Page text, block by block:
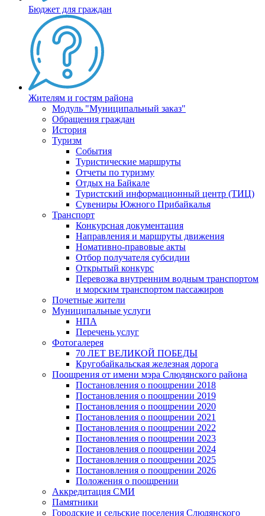
Бюджет для граждан
Жителям и гостям района
Модуль "Муниципальный заказ"
Обращения граждан
История
Туризм
События
Туристические маршруты
Отчеты по туризму
Отдых на Байкале
Туристский информационный центр (ТИЦ)
Сувениры Южного Прибайкалья
Транспорт
Конкурсная документация
Направления и маршруты движения
Номативно-правовые акты
Отбор получателя субсидии
Открытый конкурс
Перевозка внутренним водным транспортом
и морским транспортом пассажиров
Почетные жители
Муниципальные услуги
НПА
Перечень услуг
Фотогалерея
70 ЛЕТ ВЕЛИКОЙ ПОБЕДЫ
Кругобайкальская железная дорога
Поощрения от имени мэра Слюдянского района
Постановления о поощрении 2018
Постановления о поощрении 2019
Постановления о поощрении 2020
Постановления о поощрении 2021
Постановления о поощрении 2022
Постановления о поощрении 2023
Постановления о поощрении 2024
Постановления о поощрении 2025
Постановления о поощрении 2026
Положения о поощрении
Аккредитация СМИ
Памятники
Городские и сельские поселения Слюдянского